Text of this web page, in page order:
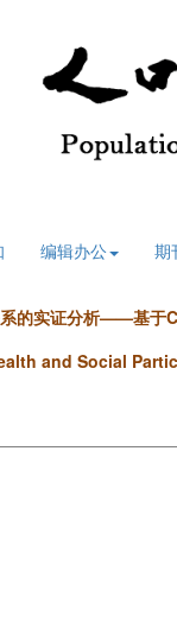
编辑办公 期
系的实证分析——基于
and Social